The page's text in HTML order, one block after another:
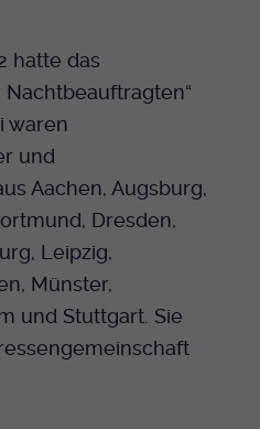
hatte das
waren
und
Aachen, Augsburg,
Dresden,
Leipzig,
Münster,
und Stuttgart. Sie